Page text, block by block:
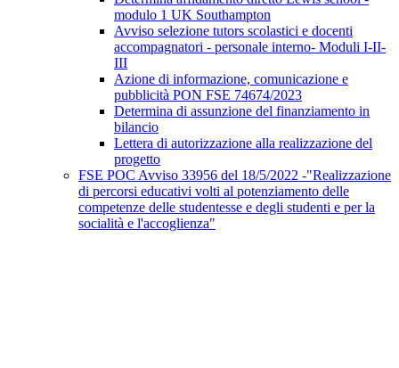
modulo 1 UK Southampton
Avviso selezione tutors scolastici e docenti
accompagnatori - personale interno- Moduli I-II-
III
Azione di informazione, comunicazione e
pubblicità PON FSE 74674/2023
Determina di assunzione del finanziamento in
bilancio
Lettera di autorizzazione alla realizzazione del
progetto
FSE POC Avviso 33956 del 18/5/2022 -"Realizzazione
di percorsi educativi volti al potenziamento delle
competenze delle studentesse e degli studenti e per la
socialità e l'accoglienza"